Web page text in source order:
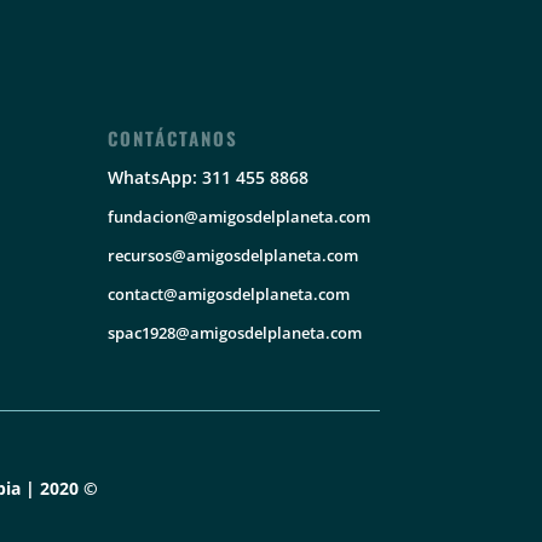
CONTÁCTANOS
WhatsApp: 311 455 8868
fundacion@amigosdelplaneta.com
recursos@amigosdelplaneta.com
contact@amigosdelplaneta.com
spac1928@amigosdelplaneta.com
| 2020 ©